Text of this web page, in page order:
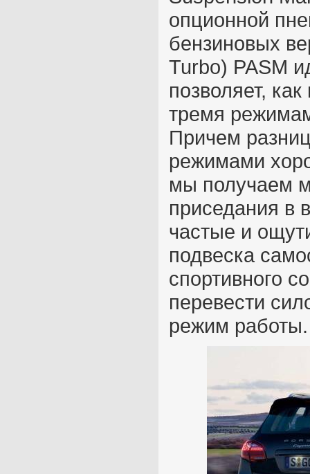
опционной
бензиновых
Turbo) PASM
позволяет,
тремя
Причем
режимами
мы получаем
приседания в
частые и
подвеска
спортивного
перевести
режим работы.